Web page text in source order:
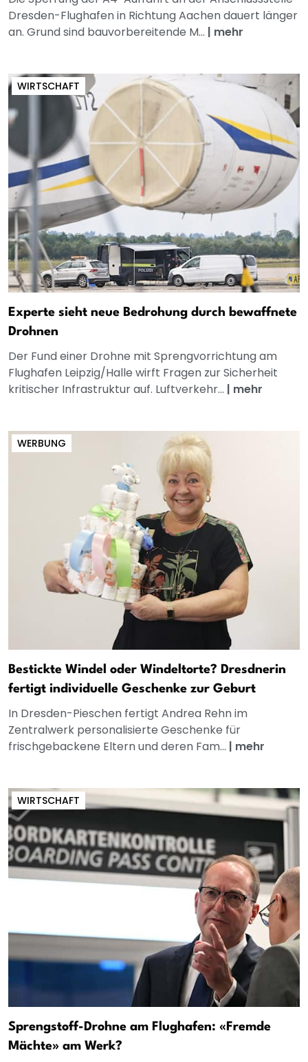
Dresden-Flughafen in Richtung Aachen dauert länger
an. Grund sind bauvorbereitende M... | mehr
WIRTSCHAFT
Experte sieht neue Bedrohung durch bewaffnete
Drohnen
Der Fund einer Drohne mit Sprengvorrichtung am
Flughafen Leipzig/Halle wirft Fragen zur Sicherheit
kritischer Infrastruktur auf. Luftverkehr... | mehr
WERBUNG
Bestickte Windel oder Windeltorte? Dresdnerin
fertigt individuelle Geschenke zur Geburt
In Dresden-Pieschen fertigt Andrea Rehn im
Zentralwerk personalisierte Geschenke für
frischgebackene Eltern und deren Fam... | mehr
WIRTSCHAFT
Sprengstoff-Drohne am Flughafen: «Fremde
Mächte» am Werk?